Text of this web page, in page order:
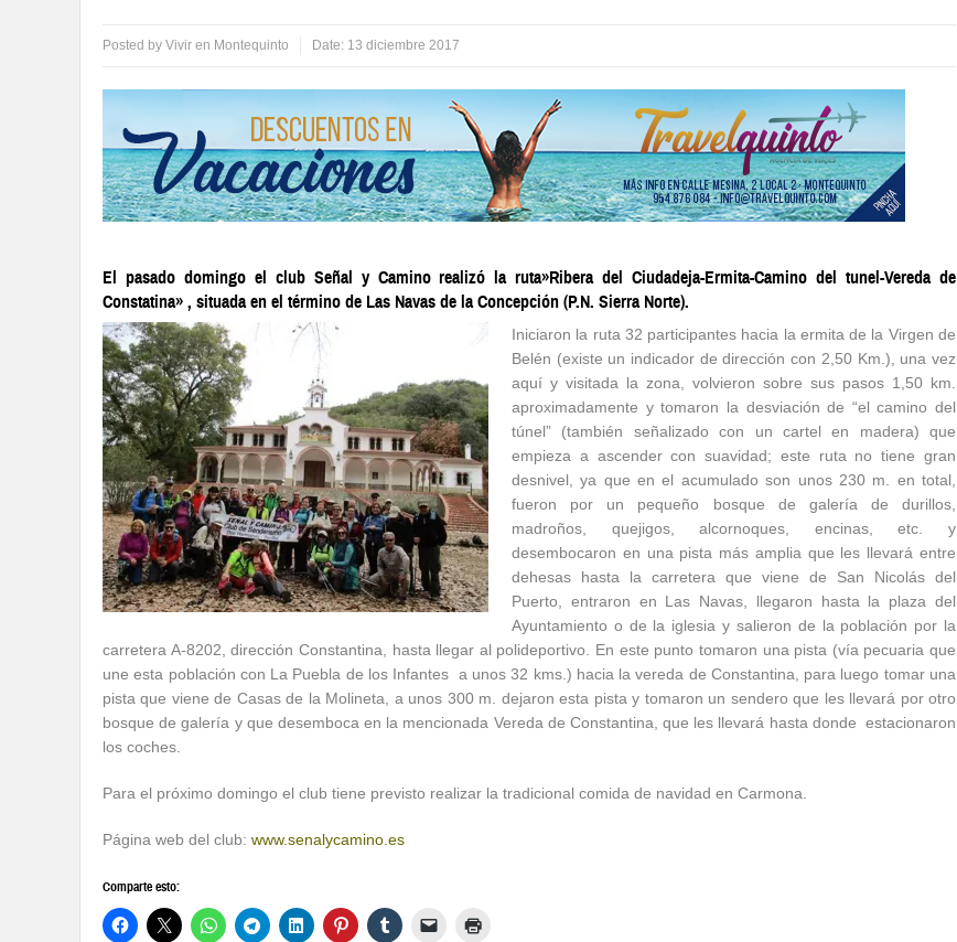
Posted by Vivir en Montequinto Date: 13 diciembre 2017
El pasado domingo el club Señal y Camino realizó la ruta»Ribera del Ciudadeja-Ermita-Camino del tunel-Vereda de
Constatina» , situada en el término de Las Navas de la Concepción (P.N. Sierra Norte).
Iniciaron la ruta 32 participantes hacia la ermita de la Virgen de
Belén (existe un indicador de dirección con 2,50 Km.), una vez
aquí y visitada la zona, volvieron sobre sus pasos 1,50 km.
aproximadamente y tomaron la desviación de “el camino del
túnel” (también señalizado con un cartel en madera) que
empieza a ascender con suavidad; este ruta no tiene gran
desnivel, ya que en el acumulado son unos 230 m. en total,
fueron por un pequeño bosque de galería de durillos,
madroños, quejigos, alcornoques, encinas, etc. y
desembocaron en una pista más amplia que les llevará entre
dehesas hasta la carretera que viene de San Nicolás del
Puerto, entraron en Las Navas, llegaron hasta la plaza del
Ayuntamiento o de la iglesia y salieron de la población por la
carretera A-8202, dirección Constantina, hasta llegar al polideportivo. En este punto tomaron una pista (vía pecuaria que
une esta población con La Puebla de los Infantes a unos 32 kms.) hacia la vereda de Constantina, para luego tomar una
pista que viene de Casas de la Molineta, a unos 300 m. dejaron esta pista y tomaron un sendero que les llevará por otro
bosque de galería y que desemboca en la mencionada Vereda de Constantina, que les llevará hasta donde estacionaron
los coches.
Para el próximo domingo el club tiene previsto realizar la tradicional comida de navidad en Carmona.
Página web del club: www.senalycamino.es
Comparte esto: